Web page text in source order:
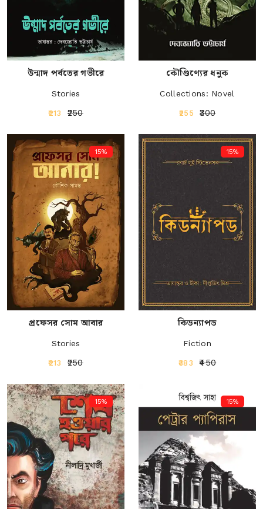
উন্মাদ পর্বতের গভীরে
Stories
₹213 ₹250
কৌণ্ডিণ্যের ধনুক
Collections: Novel
₹255 ₹300
15%
প্রফেসর সোম আবার
Stories
₹213 ₹250
15%
কিডন্যাপড
Fiction
₹383 ₹450
15% 15%